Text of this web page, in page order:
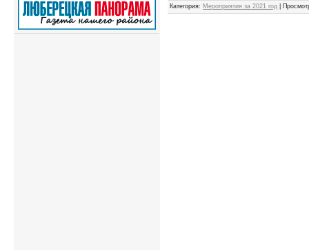
Категория: Мероприятия за 2021 год